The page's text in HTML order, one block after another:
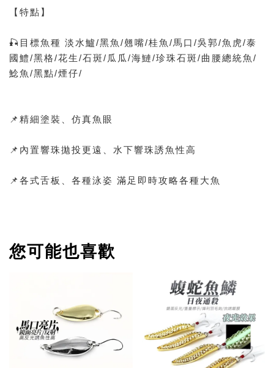
【特點】
🎣目標魚種 淡水鱸/黑魚/翹嘴/桂魚/馬口/吳郭/魚虎/泰
國鱧/黑格/花生/石斑/瓜瓜/海鰱/珍珠石斑/曲腰總統魚/
鯰魚/黑點/煙仔/
📌精細塗裝、仿真魚眼
📌內置響珠拋投更遠、水下響珠誘魚性高
📌各式舌板、各種泳姿 滿足即時攻略各種大魚
您可能也喜歡